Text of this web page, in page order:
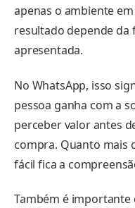
apenas o ambiente
resultado depende
apresentada.
No WhatsApp, isso
pessoa ganha com a
perceber valor antes
compra. Quanto mais
fácil fica a
Também é importante